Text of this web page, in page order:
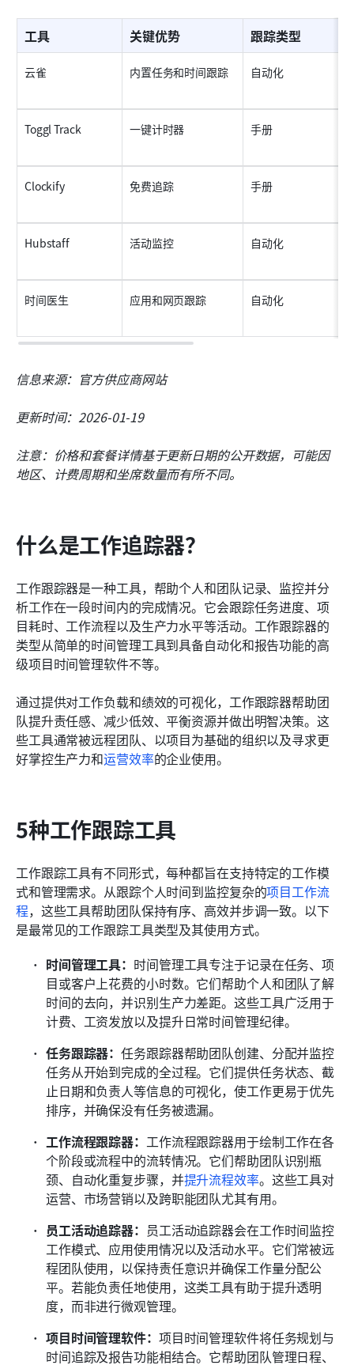
工具 关键优势 跟踪类型
云雀 内置任务和时间跟踪 自动化
Toggl Track 一键计时器 手册
Clockify 免费追踪 手册
Hubstaff 活动监控 自动化
时间医生 应用和网页跟踪 自动化
信息来源：官方供应商网站
更新时间：2026-01-19
注意：价格和套餐详情基于更新日期的公开数据，可能因
地区、计费周期和坐席数量而有所不同。
什么是工作追踪器？
工作跟踪器是一种工具，帮助个人和团队记录、监控并分
析工作在一段时间内的完成情况。它会跟踪任务进度、项
目耗时、工作流程以及生产力水平等活动。工作跟踪器的
类型从简单的时间管理工具到具备自动化和报告功能的高
级项目时间管理软件不等。
通过提供对工作负载和绩效的可视化，工作跟踪器帮助团
队提升责任感、减少低效、平衡资源并做出明智决策。这
些工具通常被远程团队、以项目为基础的组织以及寻求更
好掌控生产力和运营效率的企业使用。
5种工作跟踪工具
工作跟踪工具有不同形式，每种都旨在支持特定的工作模
式和管理需求。从跟踪个人时间到监控复杂的项目工作流
程，这些工具帮助团队保持有序、高效并步调一致。以下
是最常见的工作跟踪工具类型及其使用方式。
时间管理工具： 时间管理工具专注于记录在任务、项
目或客户上花费的小时数。它们帮助个人和团队了解
时间的去向，并识别生产力差距。这些工具广泛用于
计费、工资发放以及提升日常时间管理纪律。
任务跟踪器：任务跟踪器帮助团队创建、分配并监控
任务从开始到完成的全过程。它们提供任务状态、截
止日期和负责人等信息的可视化，使工作更易于优先
排序，并确保没有任务被遗漏。
工作流程跟踪器： 工作流程跟踪器用于绘制工作在各
个阶段或流程中的流转情况。它们帮助团队识别瓶
颈、自动化重复步骤，并提升流程效率。这些工具对
运营、市场营销以及跨职能团队尤其有用。
员工活动追踪器： 员工活动追踪器会在工作时间监控
工作模式、应用使用情况以及活动水平。它们常被远
程团队使用，以保持责任意识并确保工作量分配公
平。若能负责任地使用，这类工具有助于提升透明
度，而非进行微观管理。
项目时间管理软件： 项目时间管理软件将任务规划与
时间追踪及报告功能相结合。它帮助团队管理日程、